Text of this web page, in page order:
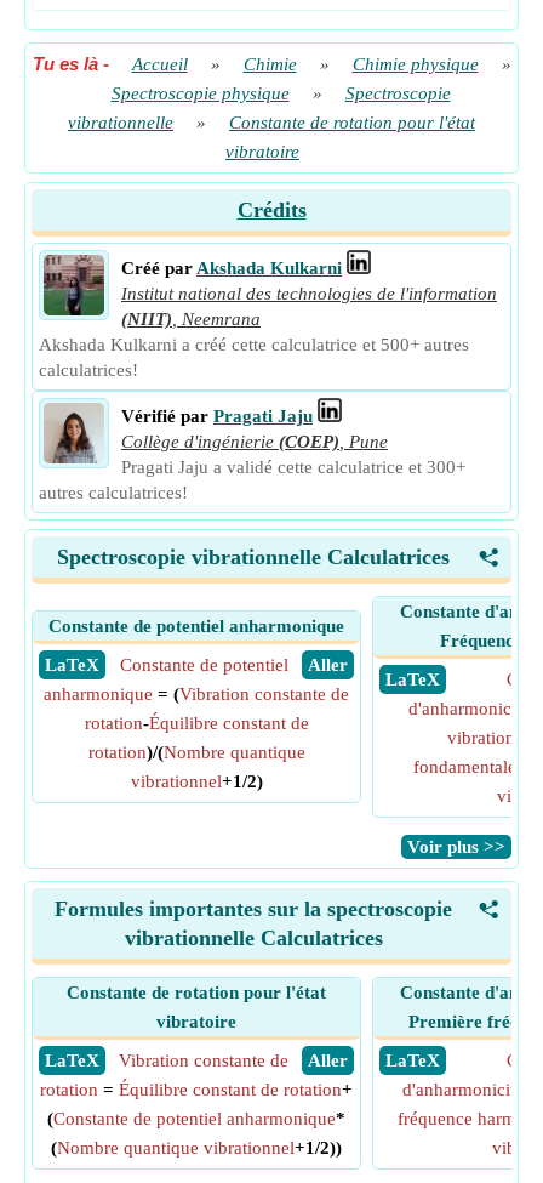
Tu es là- Accueil » Chimie » Chimie physique
»
Spectroscopie physique
»
Spectroscopie
vibrationnelle
»
Constante de rotation pour l'état
vibratoire
Crédits
Créé par Akshada Kulkarni
Institut national des technologies de l'information
(NIIT)
Neemrana
Akshada Kulkarni a créé cette calculatrice et 500+ autres
calculatrices!
Vérifié par Pragati Jaju
Collège d'ingénierie (COEP)
Pune
Pragati Jaju a validé cette calculatrice et 300+
autres calculatrices!
<
Spectroscopie vibrationnelle Calculatrices
Constante de potentiel anharmonique
​ LaTeX
​ Aller
Constante de potentiel
anharmonique = (Vibration constante de
rotation-Équilibre constant de
rotation)/(Nombre quantique
vibrationnel+1/2)
Constante
Fréquence
​ LaTeX
d'anharmonicité
vibrations
fondamentale
​Voir plus >>
<
Formules importantes sur la spectroscopie
vibrationnelle Calculatrices
Constante de rotation pour l'état
vibratoire
​ LaTeX
​ Aller
Vibration constante de
rotation = Équilibre constant de rotation+
(Constante de potentiel anharmonique*
(Nombre quantique vibrationnel+1/2))
Constante
Première
​ LaTeX
d'anharmonicité
fréquence